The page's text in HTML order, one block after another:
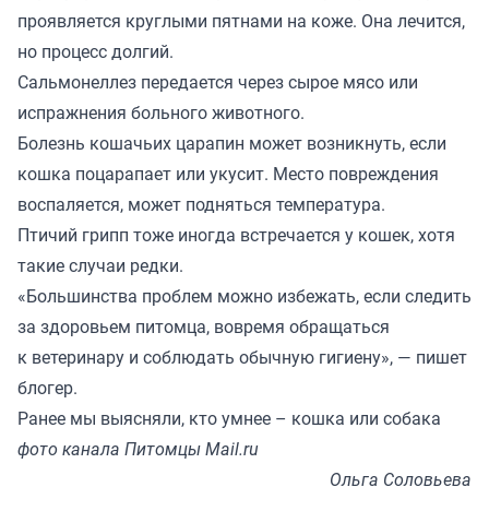
проявляется круглыми пятнами на коже. Она лечится,
но процесс долгий.
Сальмонеллез передается через сырое мясо или
испражнения больного животного.
Болезнь кошачьих царапин может возникнуть, если
кошка поцарапает или укусит. Место повреждения
воспаляется, может подняться температура.
Птичий грипп тоже иногда встречается у кошек, хотя
такие случаи редки.
«Большинства проблем можно избежать, если следить
за здоровьем питомца, вовремя обращаться
к ветеринару и соблюдать обычную гигиену», — пишет
блогер.
Ранее мы выясняли, кто умнее – кошка или собака
фото канала Питомцы Mail.ru
Ольга Соловьева